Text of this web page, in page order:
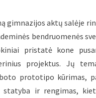
gimnazijos aktų salėje
bendruomenės
pristatė kone
projektus. Jų
prototipo kūrimas,
statyba ir rengimas,